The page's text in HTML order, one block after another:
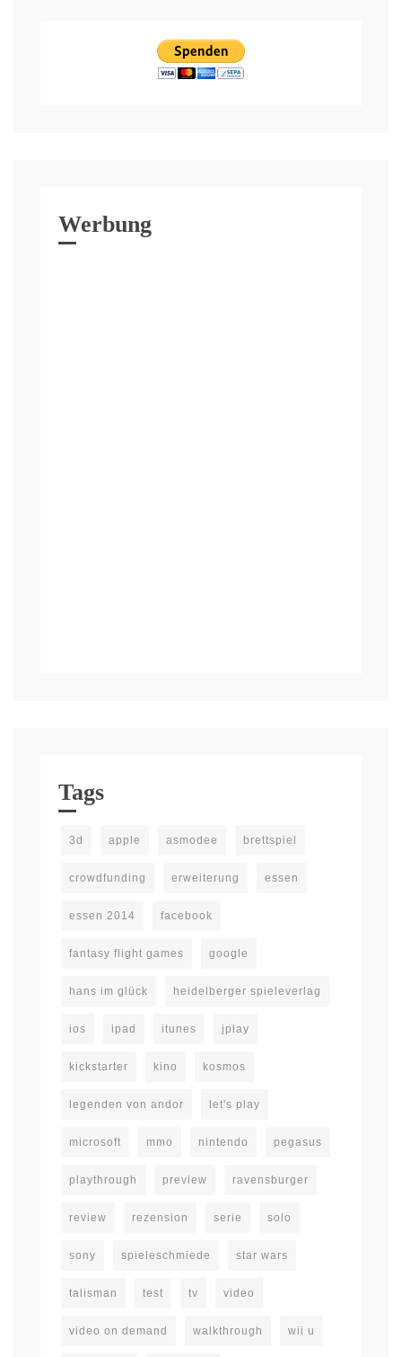
Werbung
Tags
3d apple asmodee brettspiel
crowdfunding erweiterung essen
essen 2014 facebook
fantasy flight games google
hans im glück heidelberger spieleverlag
ios ipad itunes jplay
kickstarter kino kosmos
legenden von andor let's play
microsoft mmo nintendo pegasus
playthrough preview ravensburger
review rezension serie solo
sony spieleschmiede star wars
talisman test tv video
video on demand walkthrough wii u